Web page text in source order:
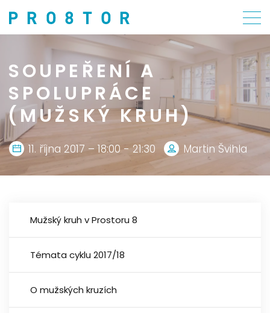
SOUPEŘENÍ A
SPOLUPRÁCE
(MUŽSKÝ KRUH)
11. října 2017 – 18:00 - 21:30 Martin Švihla
Mužský kruh v Prostoru 8
Témata cyklu 2017/18
O mužských kruzích